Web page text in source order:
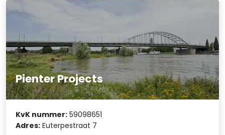
Pienter Projects
KvK nummer: 59098651
Adres: Euterpestraat 7